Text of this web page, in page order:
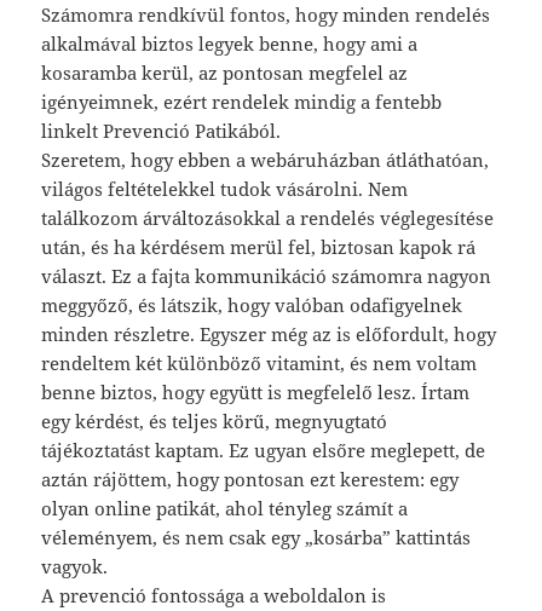
Számomra rendkívül fontos, hogy minden rendelés
alkalmával biztos legyek benne, hogy ami a
kosaramba kerül, az pontosan megfelel az
igényeimnek, ezért rendelek mindig a fentebb
linkelt Prevenció Patikából.
Szeretem, hogy ebben a webáruházban átláthatóan,
világos feltételekkel tudok vásárolni. Nem
találkozom árváltozásokkal a rendelés véglegesítése
után, és ha kérdésem merül fel, biztosan kapok rá
választ. Ez a fajta kommunikáció számomra nagyon
meggyőző, és látszik, hogy valóban odafigyelnek
minden részletre. Egyszer még az is előfordult, hogy
rendeltem két különböző vitamint, és nem voltam
benne biztos, hogy együtt is megfelelő lesz. Írtam
egy kérdést, és teljes körű, megnyugtató
tájékoztatást kaptam. Ez ugyan elsőre meglepett, de
aztán rájöttem, hogy pontosan ezt kerestem: egy
olyan online patikát, ahol tényleg számít a
véleményem, és nem csak egy „kosárba” kattintás
vagyok.
A prevenció fontossága a weboldalon is